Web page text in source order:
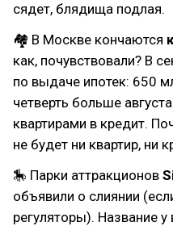
сядет, блядища подлая.
🏘 В Москве кончаются
как, почувствовали? В
по выдаче ипотек: 650
четверть больше
квартирами в кредит.
не будет ни квартир, ни
🎠 Парки аттракционов
объявили о слиянии
регуляторы). Название у